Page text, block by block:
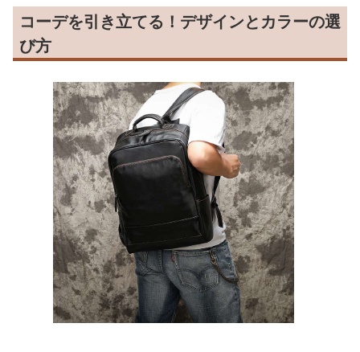
コーデを引き立てる！デザインとカラーの選
び方